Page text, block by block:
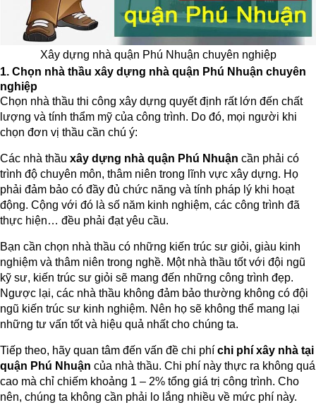
Xây dựng nhà quận Phú Nhuận chuyên nghiệp
1. Chọn nhà thầu xây dựng nhà quận Phú Nhuận chuyên
nghiệp
Chọn nhà thầu thi công xây dựng quyết định rất lớn đến chất
lượng và tính thẩm mỹ của công trình. Do đó, mọi người khi
chọn đơn vị thầu cần chú ý:
Các nhà thầu xây dựng nhà quận Phú Nhuận cần phải có
trình độ chuyên môn, thâm niên trong lĩnh vực xây dựng. Họ
phải đảm bảo có đầy đủ chức năng và tính pháp lý khi hoạt
động. Cộng với đó là số năm kinh nghiệm, các công trình đã
thực hiện… đều phải đạt yêu cầu.
Bạn cần chọn nhà thầu có những kiến trúc sư giỏi, giàu kinh
nghiệm và thâm niên trong nghề. Một nhà thầu tốt với đội ngũ
kỹ sư, kiến trúc sư giỏi sẽ mang đến những công trình đẹp.
Ngược lại, các nhà thầu không đảm bảo thường không có đội
ngũ kiến trúc sư kinh nghiệm. Nên họ sẽ không thể mang lại
những tư vấn tốt và hiệu quả nhất cho chúng ta.
Tiếp theo, hãy quan tâm đến vấn đề chi phí chi phí xây nhà tại
quận Phú Nhuận của nhà thầu. Chi phí này thực ra không quá
cao mà chỉ chiếm khoảng 1 – 2% tổng giá trị công trình. Cho
nên, chúng ta không cần phải lo lắng nhiều về mức phí này.